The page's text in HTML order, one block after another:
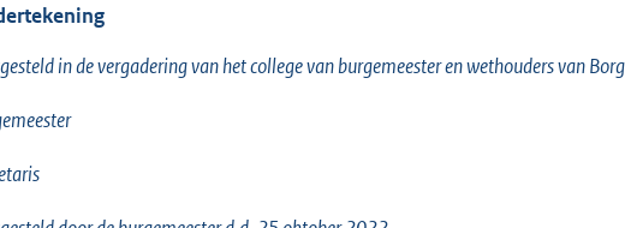
in de vergadering van het college van burgemeester en wethouders van